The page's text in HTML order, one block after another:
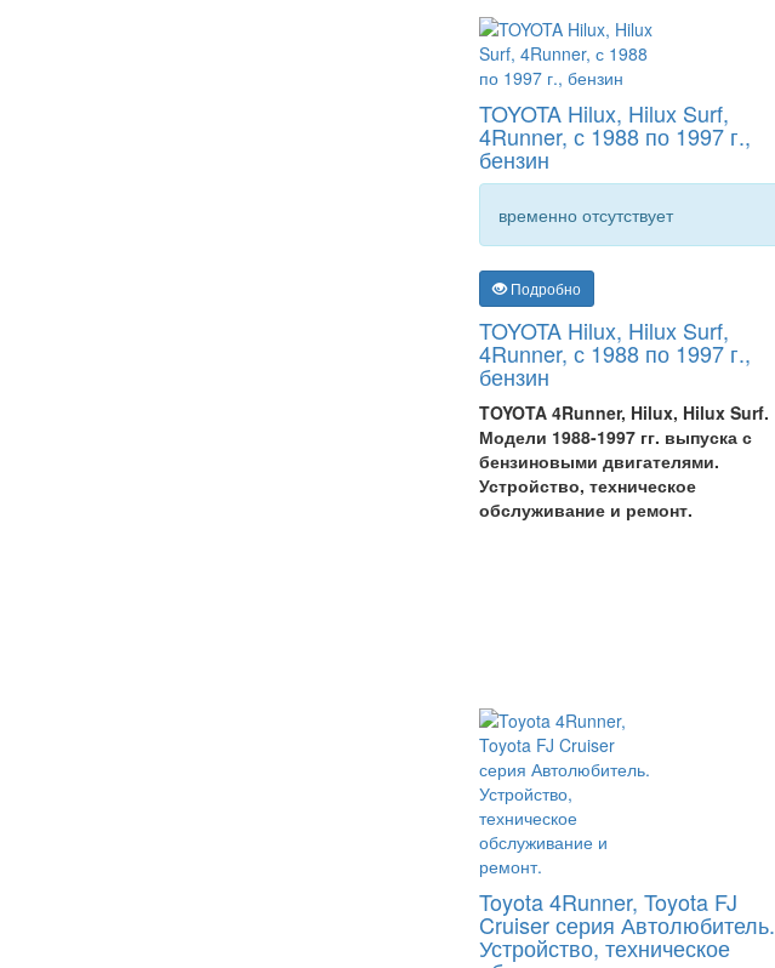
TOYOTA Hilux, Hilux Surf,
4Runner, с 1988 по 1997 г.,
бензин
временно отсутствует
Подробно
TOYOTA Hilux, Hilux Surf,
4Runner, с 1988 по 1997 г.,
бензин
TOYOTA 4Runner, Hilux, Hilux Surf.
Модели 1988-1997 гг. выпуска с
бензиновыми двигателями.
Устройство, техническое
обслуживание и ремонт.
Toyota 4Runner, Toyota FJ
Cruiser серия Автолюбитель.
Устройство, техническое